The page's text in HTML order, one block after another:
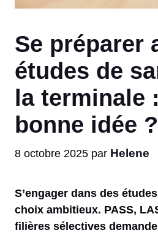
Se préparer
études de
la terminale
bonne idée ?
8 octobre 2025 par Helene
S’engager dans des
choix ambitieux. PASS,
filières sélectives